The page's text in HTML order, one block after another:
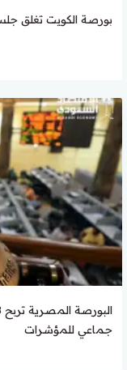
بورصة الكويت تغلق جلسة
جماعي للمؤشرات